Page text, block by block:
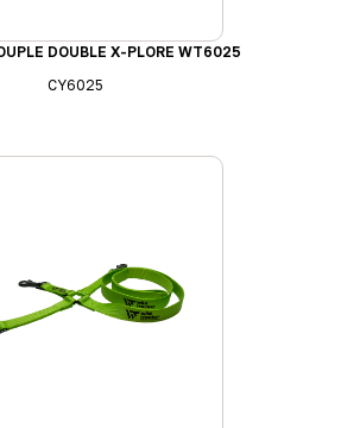
DOUBLE X-PLORE WT6025
CY6025